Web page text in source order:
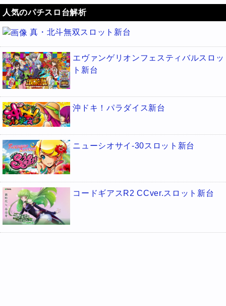
人気のパチスロ台解析
真・北斗無双スロット新台
エヴァンゲリオンフェスティバルスロッ
ト新台
沖ドキ！パラダイス新台
ニューシオサイ-30スロット新台
コードギアスR2 CCver.スロット新台